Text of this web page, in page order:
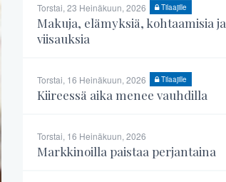
Torstai, 23 Heinäkuun, 2026 Tilaajille
Makuja, elämyksiä, kohtaamisia ja
viisauksia
Torstai, 16 Heinäkuun, 2026 Tilaajille
Kiireessä aika menee vauhdilla
Torstai, 16 Heinäkuun, 2026
Markkinoilla paistaa perjantaina